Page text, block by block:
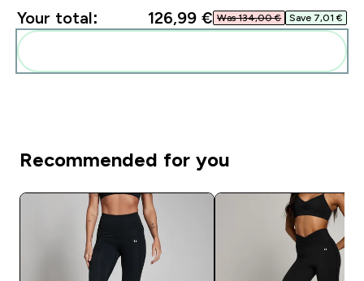
Your total: 126,99 €‎ Was 134,00 €‎ Save 7,01 €‎
Recommended for you